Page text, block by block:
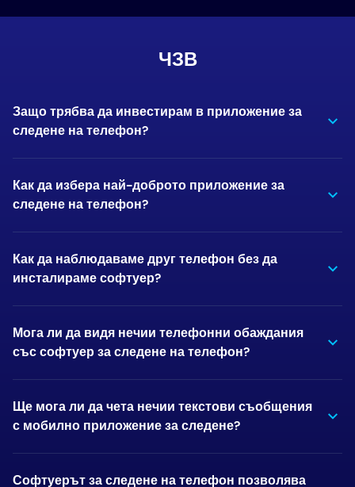
ЧЗВ
Защо трябва да инвестирам в приложение за
следене на телефон?
Как да избера най-доброто приложение за
следене на телефон?
Как да наблюдаваме друг телефон без да
инсталираме софтуер?
Мога ли да видя нечии телефонни обаждания
със софтуер за следене на телефон?
Ще мога ли да чета нечии текстови съобщения
с мобилно приложение за следене?
Софтуерът за следене на телефон позволява